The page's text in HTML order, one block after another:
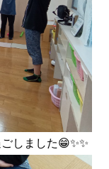
しました😁✨✨